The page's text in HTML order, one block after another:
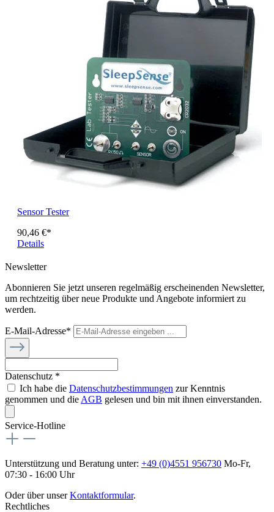
Sensor Tester
90,46 €*
Details
Newsletter
Abonnieren Sie jetzt unseren regelmäßig erscheinenden Newsletter,
um rechtzeitig über neue Produkte und Angebote informiert zu
werden.
E-Mail-Adresse*
Datenschutz *
Ich habe die Datenschutzbestimmungen zur Kenntnis
genommen und die AGB gelesen und bin mit ihnen einverstanden.
Service-Hotline
Unterstützung und Beratung unter: +49 (0)4551 956730 Mo-Fr,
07:30 - 16:00 Uhr
Oder über unserKontaktformular.
Rechtliches